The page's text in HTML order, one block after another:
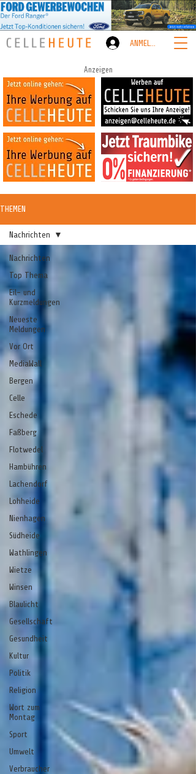
ANMELDEN
Anzeigen
THEMEN
Nachrichten
Top Thema
Eil- und
Kurzmeldungen
Neueste
Meldungen
Vor Ort
MediaWall
Bergen
Celle
Eschede
Faßberg
Flotwedel
Hambühren
Lachendorf
Lohheide
Nienhagen
Südheide
Wathlingen
Wietze
Winsen
Blaulicht
Gesellschaft
Gesundheit
Kultur
Politik
Religion
Wort zum
Montag
Sport
Umwelt
Verbraucher
Nachrichten